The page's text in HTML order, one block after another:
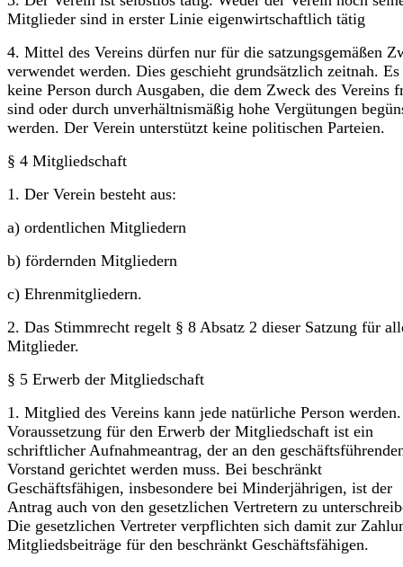
Mitglieder sind in erster Linie eigenwirtschaftlich tätig
4. Mittel des Vereins dürfen nur für die satzungsgemäßen
verwendet werden. Dies geschieht grundsätzlich zeitnah.
keine Person durch Ausgaben, die dem Zweck des Vereins
sind oder durch unverhältnismäßig hohe Vergütungen
werden. Der Verein unterstützt keine politischen Parteien.
§ 4 Mitgliedschaft
1. Der Verein besteht aus:
a) ordentlichen Mitgliedern
b) fördernden Mitgliedern
c) Ehrenmitgliedern.
2. Das Stimmrecht regelt § 8 Absatz 2 dieser Satzung für
Mitglieder.
§ 5 Erwerb der Mitgliedschaft
1. Mitglied des Vereins kann jede natürliche Person werden.
Voraussetzung für den Erwerb der Mitgliedschaft ist ein
schriftlicher Aufnahmeantrag, der an den
Vorstand gerichtet werden muss. Bei beschränkt
Geschäftsfähigen, insbesondere bei Minderjährigen, ist der
Antrag auch von den gesetzlichen Vertretern zu
Die gesetzlichen Vertreter verpflichten sich damit zur
Mitgliedsbeiträge für den beschränkt Geschäftsfähigen.